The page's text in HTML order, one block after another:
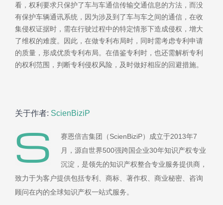
看，权利要求只保护了车与车通信传输交通信息的方法，而没
有保护车辆通讯系统，因为涉及到了车与车之间的通信，在收
集侵权证据时，需在行驶过程中的特定情形下造成侵权，增大
了维权的难度。因此，在做专利布局时，同时需考虑专利申请
的质量，形成优质专利布局。在借鉴专利时，也还需解析专利
的权利范围，判断专利侵权风险，及时做好相应的回避措施。
关于作者: ScienBiziP
赛恩倍吉集团（ScienBiziP）成立于2013年7
月，源自世界500强跨国企业30年知识产权专业
沉淀，是领先的知识产权整合专业服务提供商，
致力于为客户提供包括专利、商标、著作权、商业秘密、咨询
顾问在内的全球知识产权一站式服务。